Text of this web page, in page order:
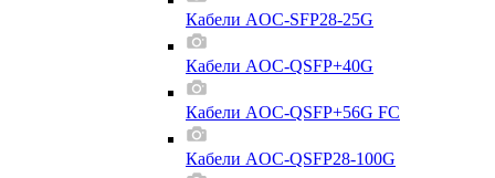
Кабели AOC-SFP28-25G
Кабели AOC-QSFP+40G
Кабели AOC-QSFP+56G FC
Кабели AOC-QSFP28-100G